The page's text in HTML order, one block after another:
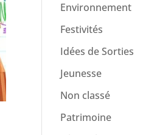
Environnement
Festivités
Idées de Sorties
Jeunesse
Non classé
Patrimoine